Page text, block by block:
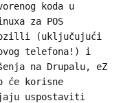
koda u
za POS
(uključujući
telefona!) i
na Drupalu, eZ
će korisne
uspostaviti